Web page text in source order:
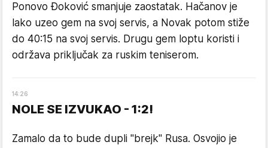
Ponovo Đoković smanjuje zaostatak. Hačanov je
lako uzeo gem na svoj servis, a Novak potom stiže
do 40:15 na svoj servis. Drugu gem loptu koristi i
održava priključak za ruskim teniserom.
14:26
NOLE SE IZVUKAO - 1:2!
Zamalo da to bude dupli "brejk" Rusa. Osvojio je